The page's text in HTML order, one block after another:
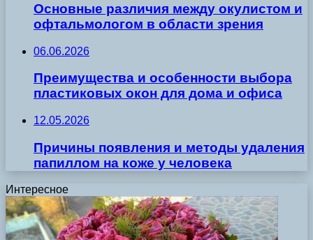
Основные различия между окулистом и
офтальмологом в области зрения
06.06.2026
Преимущества и особенности выбора
пластиковых окон для дома и офиса
12.05.2026
Причины появления и методы удаления
папиллом на коже у человека
Интересное